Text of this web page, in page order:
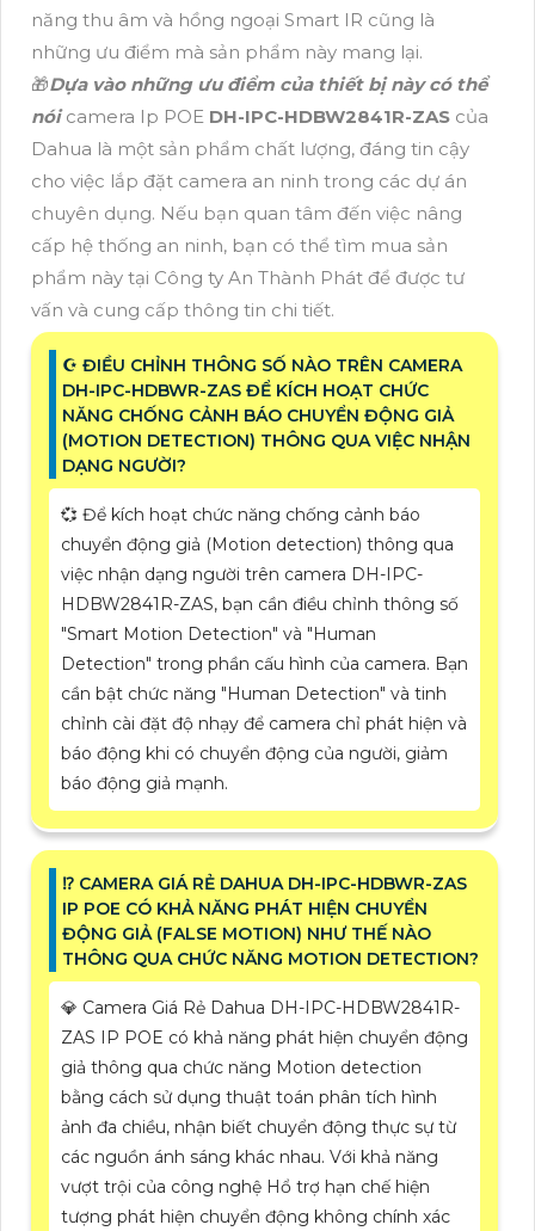
năng thu âm và hồng ngoại Smart IR cũng là
những ưu điểm mà sản phẩm này mang lại.
🎁Dựa vào những ưu điểm của thiết bị này có thể
nóicamera Ip POE DH-IPC-HDBW2841R-ZAS của
Dahua là một sản phẩm chất lượng, đáng tin cậy
cho việc lắp đặt camera an ninh trong các dự án
chuyên dụng. Nếu bạn quan tâm đến việc nâng
cấp hệ thống an ninh, bạn có thể tìm mua sản
phẩm này tại Công ty An Thành Phát để được tư
vấn và cung cấp thông tin chi tiết.
☪ ĐIỀU CHỈNH THÔNG SỐ NÀO TRÊN CAMERA
DH-IPC-HDBWR-ZAS ĐỂ KÍCH HOẠT CHỨC
NĂNG CHỐNG CẢNH BÁO CHUYỂN ĐỘNG GIẢ
(MOTION DETECTION) THÔNG QUA VIỆC NHẬN
DẠNG NGƯỜI?
💞 Để kích hoạt chức năng chống cảnh báo
chuyển động giả (Motion detection) thông qua
việc nhận dạng người trên camera DH-IPC-
HDBW2841R-ZAS, bạn cần điều chỉnh thông số
"Smart Motion Detection" và "Human
Detection" trong phần cấu hình của camera. Bạn
cần bật chức năng "Human Detection" và tinh
chỉnh cài đặt độ nhạy để camera chỉ phát hiện và
báo động khi có chuyển động của người, giảm
báo động giả mạnh.
⁉️ CAMERA GIÁ RẺ DAHUA DH-IPC-HDBWR-ZAS
IP POE CÓ KHẢ NĂNG PHÁT HIỆN CHUYỂN
ĐỘNG GIẢ (FALSE MOTION) NHƯ THẾ NÀO
THÔNG QUA CHỨC NĂNG MOTION DETECTION?
💎 Camera Giá Rẻ Dahua DH-IPC-HDBW2841R-
ZAS IP POE có khả năng phát hiện chuyển động
giả thông qua chức năng Motion detection
bằng cách sử dụng thuật toán phân tích hình
ảnh đa chiều, nhận biết chuyển động thực sự từ
các nguồn ánh sáng khác nhau. Với khả năng
vượt trội của công nghệ Hổ trợ hạn chế hiện
tượng phát hiện chuyển động không chính xác